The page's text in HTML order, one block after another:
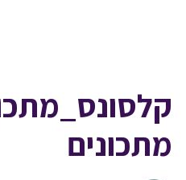
מתכונים